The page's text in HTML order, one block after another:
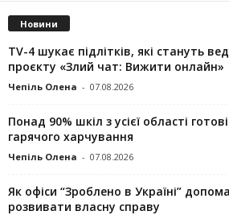
Новини
TV-4 шукає підлітків, які стануть
проєкту «Злий чат: Вижити онлайн»
Чепіль Олена - 07.08.2026
Понад 90% шкіл з усієї області
гарячого харчування
Чепіль Олена - 07.08.2026
Як офіси “Зроблено в Україні”
розвивати власну справу